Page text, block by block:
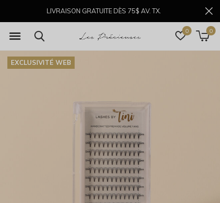
0 0
LIVRAISON GRATUITE DÈS 75$ AV. TX.
EXCLUSIVITÉ WEB